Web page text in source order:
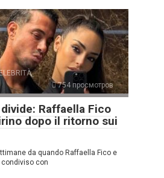
754 просмотров
Raffaella Fico
dopo il ritorno sui
da quando Raffaella Fico e
con